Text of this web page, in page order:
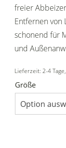
freier
Entfernen von
schonend für
und
Lieferzeit: 2-4 Tage
Größe
Option